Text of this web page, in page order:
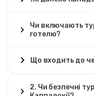
Чи включають
готелю?
Що входить до
2. Чи безпечні